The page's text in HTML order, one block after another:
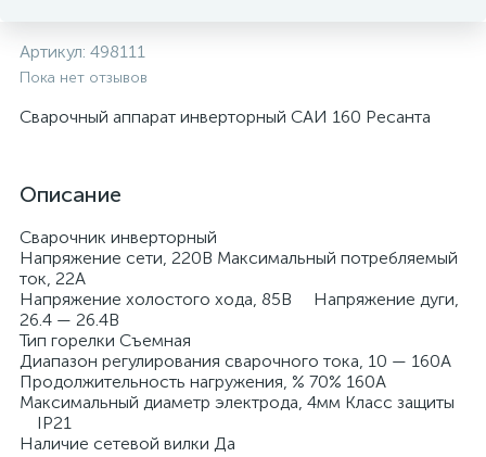
Артикул: 498111
Пока нет отзывов
Сварочный аппарат инверторный САИ 160 Ресанта
Описание
Сварочник инверторный
Напряжение сети, 220В Максимальный потребляемый
ток, 22А
Напряжение холостого хода, 85В Напряжение дуги,
26.4 — 26.4В
Тип горелки Съемная
Диапазон регулирования сварочного тока, 10 — 160А
Продолжительность нагружения, % 70% 160A
Максимальный диаметр электрода, 4мм Класс защиты
IP21
Наличие сетевой вилки Да